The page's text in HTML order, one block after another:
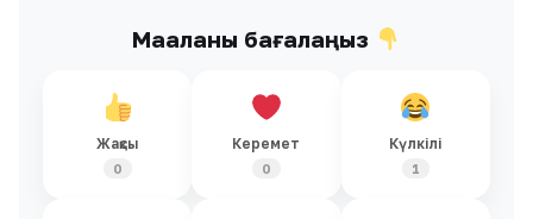
Мақаланы бағалаңыз
Жақсы
0
Керемет
0
Күлкілі
1